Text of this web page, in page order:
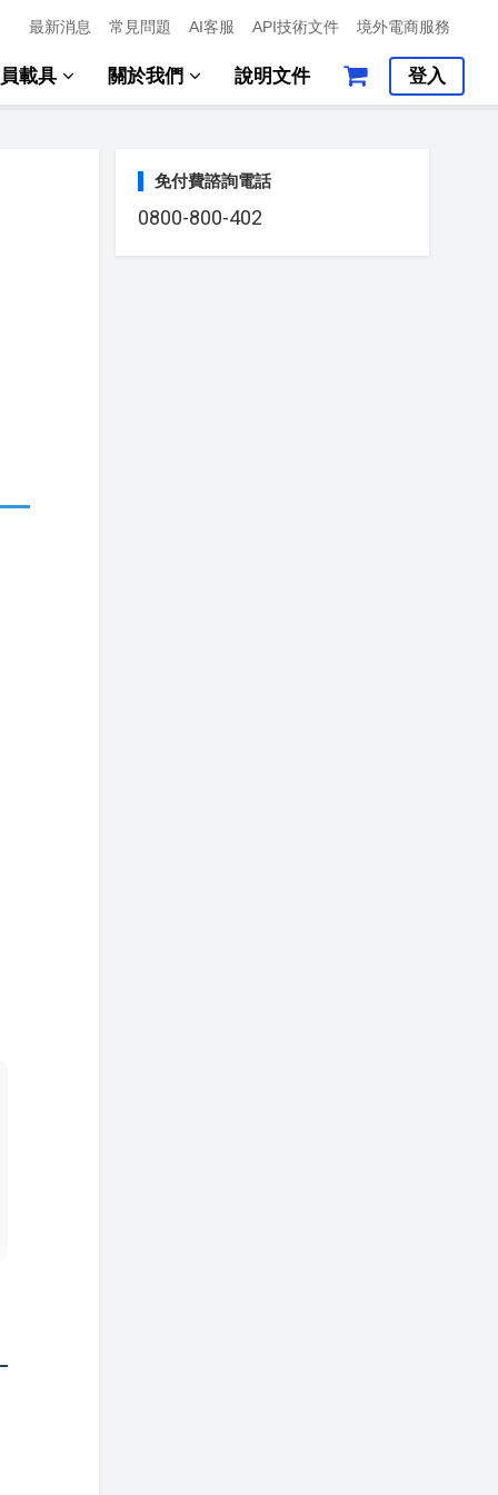
最新消息 常見問題 AI客服 API技術文件 境外電商服務
載具 關於我們 說明文件 登入
免付費諮詢電話
0800-800-402